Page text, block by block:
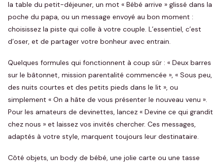
la table du petit-déjeuner, un mot « Bébé arrive » glissé dans la
poche du papa, ou un message envoyé au bon moment :
choisissez la piste qui colle à votre couple. L’essentiel, c’est
d’oser, et de partager votre bonheur avec entrain.
Quelques formules qui fonctionnent à coup sûr : « Deux barres
sur le bâtonnet, mission parentalité commencée », « Sous peu,
des nuits courtes et des petits pieds dans le lit », ou
simplement « On a hâte de vous présenter le nouveau venu ».
Pour les amateurs de devinettes, lancez « Devine ce qui grandit
chez nous » et laissez vos invités chercher. Ces messages,
adaptés à votre style, marquent toujours leur destinataire.
Côté objets, un body de bébé, une jolie carte ou une tasse